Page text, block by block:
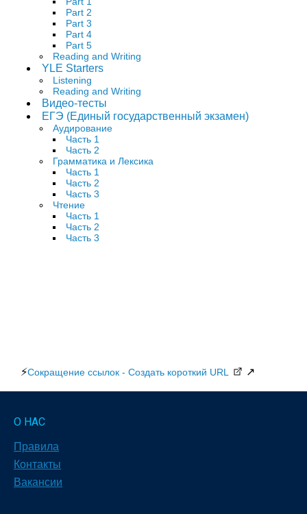
Part 2
Part 3
Part 4
Part 5
Reading and Writing
YLE Starters
Listening
Reading and Writing
Видео-тесты
ЕГЭ (Единый государственный экзамен)
Аудирование
Часть 1
Часть 2
Грамматика и Лексика
Часть 1
Часть 2
Часть 3
Чтение
Часть 1
Часть 2
Часть 3
⚡Сокращение ссылок - Создать короткий URL ↗
О НАС
Правила
Контакты
Вакансии